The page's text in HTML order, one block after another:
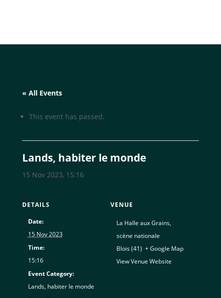
« All Events
This event has passed.
Lands, habiter le monde
15 Nov 2023, 15:16
DETAILS
Date:
15 Nov 2023
Time:
15:16
Event Category:
Lands, habiter le monde
VENUE
La Halle aux Grains,
scène nationale
Blois (41) + Google Map
View Venue Website